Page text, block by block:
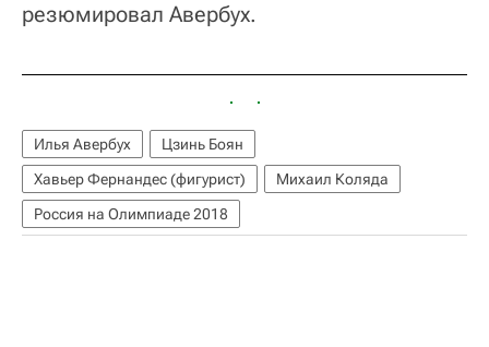
резюмировал Авербух.
Илья Авербух
Цзинь Боян
Хавьер Фернандес (фигурист)
Михаил Коляда
Россия на Олимпиаде 2018